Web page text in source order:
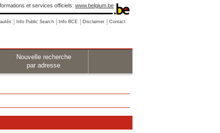
et services officiels: www.belgium.be
Info Public Search Info BCE Disclaimer Contact
Nouvelle recherche
par adresse